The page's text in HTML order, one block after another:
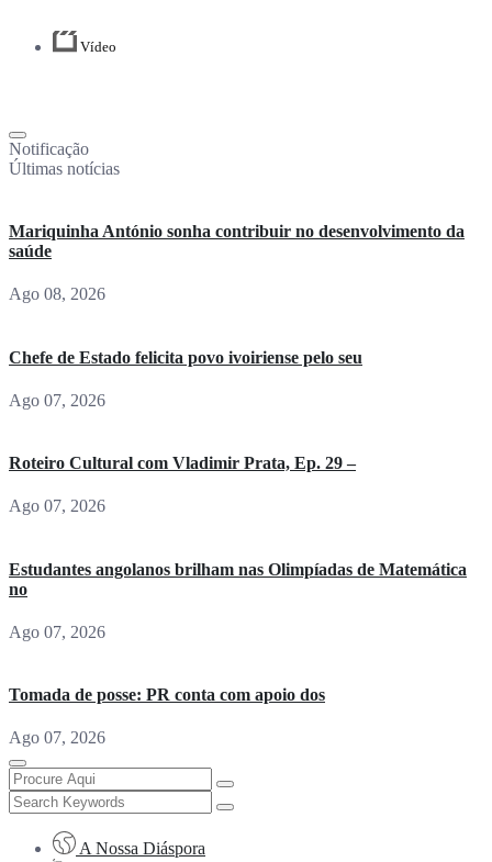
Vídeo
Notificação
Últimas notícias
Mariquinha António sonha contribuir no desenvolvimento da
saúde
Ago 08, 2026
Chefe de Estado felicita povo ivoiriense pelo seu
Ago 07, 2026
Roteiro Cultural com Vladimir Prata, Ep. 29 –
Ago 07, 2026
Estudantes angolanos brilham nas Olimpíadas de Matemática
no
Ago 07, 2026
Tomada de posse: PR conta com apoio dos
Ago 07, 2026
A Nossa Diáspora